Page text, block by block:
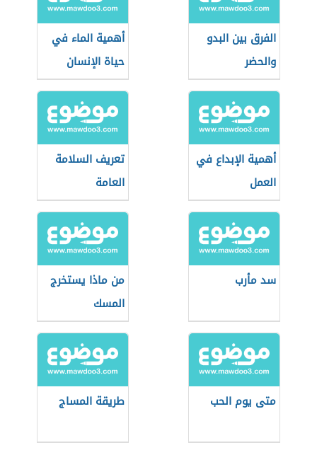
الفرق بين البدو
والحضر
أهمية الماء في
حياة الإنسان
أهمية الإبداع في
العمل
تعريف السلامة
العامة
سد مأرب
من ماذا يستخرج
المسك
متى يوم الحب طريقة المساج